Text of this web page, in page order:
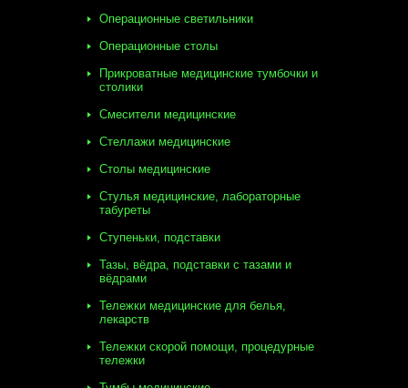
Операционные светильники
Операционные столы
Прикроватные медицинские тумбочки и
столики
Смесители медицинские
Стеллажи медицинские
Столы медицинские
Стулья медицинские, лабораторные
табуреты
Ступеньки, подставки
Тазы, вёдра, подставки с тазами и
вёдрами
Тележки медицинские для белья,
лекарств
Тележки скорой помощи, процедурные
тележки